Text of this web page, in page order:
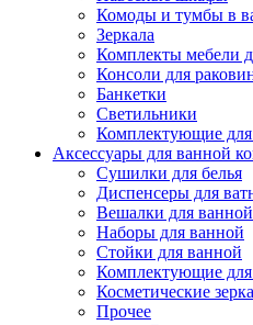
Комоды и тумбы в
Зеркала
Комплекты мебели
Консоли для
Банкетки
Светильники
Комплектующие для
Аксессуары для ванной
Сушилки для белья
Диспенсеры для
Вешалки для
Наборы для ванной
Стойки для ванной
Комплектующие для
Косметические
Прочее